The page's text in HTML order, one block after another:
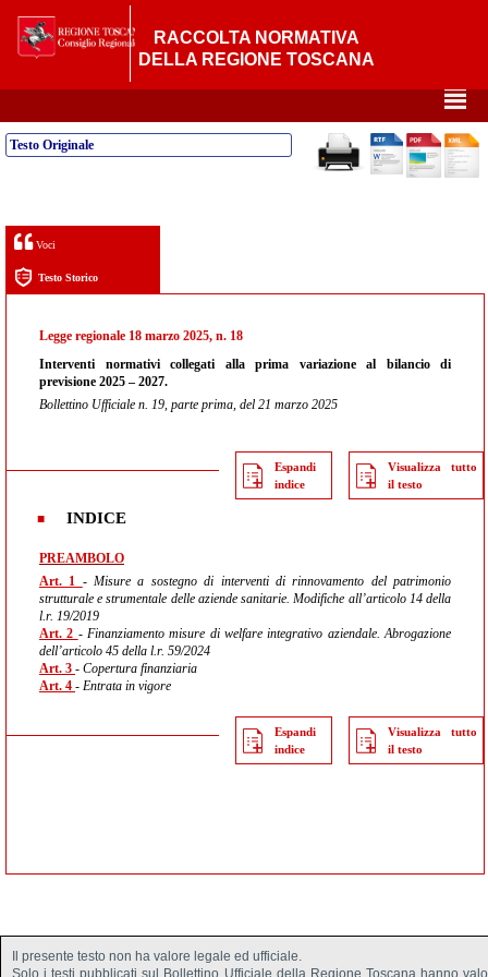
RACCOLTA NORMATIVA
DELLA REGIONE TOSCANA
²
Testo Originale
Voci
Testo Storico
Legge regionale 18 marzo 2025, n. 18
Interventi normativi collegati alla prima variazione al bilancio di
previsione 2025 – 2027.
Bollettino Ufficiale n. 19, parte prima, del 21 marzo 2025
Espandi
indice
Visualizza tutto
il testo
INDICE
PREAMBOLO
Art. 1 - Misure a sostegno di interventi di rinnovamento del patrimonio
strutturale e strumentale delle aziende sanitarie. Modifiche all’articolo 14 della
l.r. 19/2019
Art. 2 - Finanziamento misure di welfare integrativo aziendale. Abrogazione
dell’articolo 45 della l.r. 59/2024
Art. 3 - Copertura finanziaria
Art. 4 - Entrata in vigore
Espandi
indice
Visualizza tutto
il testo
Il presente testo non ha valore legale ed ufficiale.
Solo i testi pubblicati sul Bollettino Ufficiale della Regione Toscana hanno